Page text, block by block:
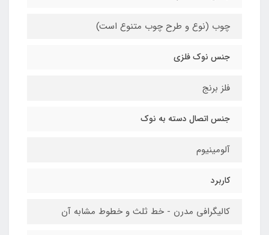
چوب (نوع و طرح چوب متنوع است)
جنس نوک فلزی
فلز برنج
جنس اتصال دسته به نوک
آلومینیوم
کاربرد
کالیگرافی مدرن - خط ثلث و خطوط مشابه آن